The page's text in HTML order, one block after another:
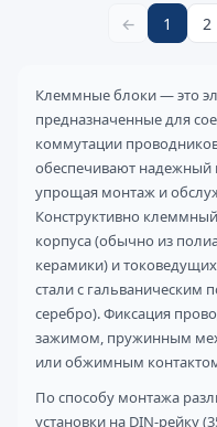
← 1 2
Клеммные блоки — это
предназначенные для
коммутации
обеспечивают надежный
упрощая монтаж и
Конструктивно
корпуса (обычно из
керамики) и
стали с гальваническим
серебро). Фиксация
зажимом, пружинным
или обжимным
По способу монтажа
установки на DIN-рейку